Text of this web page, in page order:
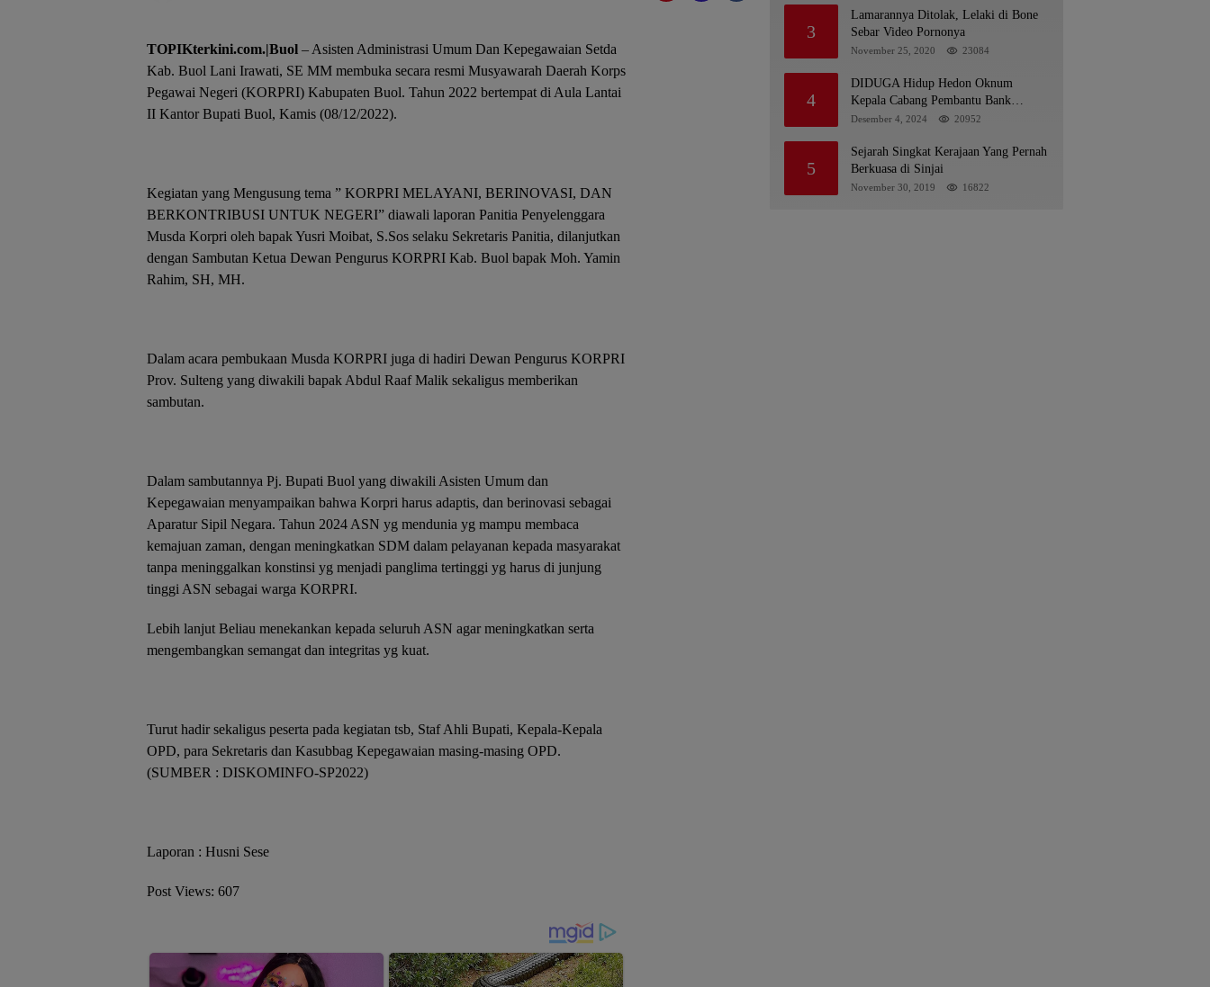
TOPIKterkini.com.|Buol – Asisten Administrasi Umum Dan Kepegawaian Setda
Kab. Buol Lani Irawati, SE MM membuka secara resmi Musyawarah Daerah Korps
Pegawai Negeri (KORPRI) Kabupaten Buol. Tahun 2022 bertempat di Aula Lantai
II Kantor Bupati Buol, Kamis (08/12/2022).
Kegiatan yang Mengusung tema ” KORPRI MELAYANI, BERINOVASI, DAN
BERKONTRIBUSI UNTUK NEGERI” diawali laporan Panitia Penyelenggara
Musda Korpri oleh bapak Yusri Moibat, S.Sos selaku Sekretaris Panitia, dilanjutkan
dengan Sambutan Ketua Dewan Pengurus KORPRI Kab. Buol bapak Moh. Yamin
Rahim, SH, MH.
Dalam acara pembukaan Musda KORPRI juga di hadiri Dewan Pengurus KORPRI
Prov. Sulteng yang diwakili bapak Abdul Raaf Malik sekaligus memberikan
sambutan.
Dalam sambutannya Pj. Bupati Buol yang diwakili Asisten Umum dan
Kepegawaian menyampaikan bahwa Korpri harus adaptis, dan berinovasi sebagai
Aparatur Sipil Negara. Tahun 2024 ASN yg mendunia yg mampu membaca
kemajuan zaman, dengan meningkatkan SDM dalam pelayanan kepada masyarakat
tanpa meninggalkan konstinsi yg menjadi panglima tertinggi yg harus di junjung
tinggi ASN sebagai warga KORPRI.
Lebih lanjut Beliau menekankan kepada seluruh ASN agar meningkatkan serta
mengembangkan semangat dan integritas yg kuat.
Turut hadir sekaligus peserta pada kegiatan tsb, Staf Ahli Bupati, Kepala-Kepala
OPD, para Sekretaris dan Kasubbag Kepegawaian masing-masing OPD.
(SUMBER : DISKOMINFO-SP2022)
Laporan : Husni Sese
Post Views: 607
3
Lamarannya Ditolak, Lelaki di Bone
Sebar Video Pornonya
November 25, 2020 23084
4
DIDUGA Hidup Hedon Oknum
Kepala Cabang Pembantu Bank
syariah Indonesia Unit Hasan Basri di
Prioritasnya Hingga Milyaran Rupiah
dan Bilyet Giro Tidak Terdaftar, OJK
Kalsel : Bertemu Tanggal 11
Desember 4, 2024 20952
5
Sejarah Singkat Kerajaan Yang Pernah
Berkuasa di Sinjai
November 30, 2019 16822